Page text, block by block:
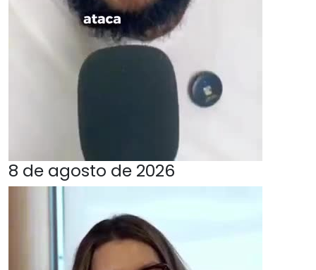
8 de agosto de 2026